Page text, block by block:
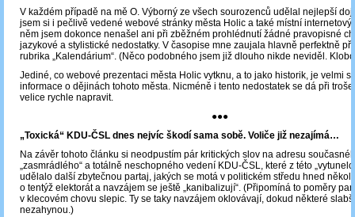
V každém případě na mě O. Výborný ze všech sourozenců udělal nejlepší
jsem si i pečlivě vedené webové stránky města Holic a také místní internetový
něm jsem dokonce nenašel ani při zběžném prohlédnutí žádné pravopisné
jazykové a stylistické nedostatky. V časopise mne zaujala hlavně perfektně
rubrika „Kalendárium“. (Něco podobného jsem již dlouho nikde neviděl.
Jediné, co webové prezentaci města Holic vytknu, a to jako historik, je velmi
informace o dějinách tohoto města. Nicméně i tento nedostatek se dá při
velice rychle napravit.
●●●
„Toxická“ KDU-ČSL dnes nejvíc škodí sama sobě. Voliče již nezajímá…
Na závěr tohoto článku si neodpustím pár kritických slov na adresu
„zasmrádlého“ a totálně neschopného vedení KDU-ČSL, které z této
udělalo další zbytečnou partaj, jakých se motá v politickém středu hned
o tentýž elektorát a navzájem se ještě „kanibalizují“. (Připomíná to poměry
v klecovém chovu slepic. Ty se taky navzájem oklovávají, dokud některé
nezahynou.)